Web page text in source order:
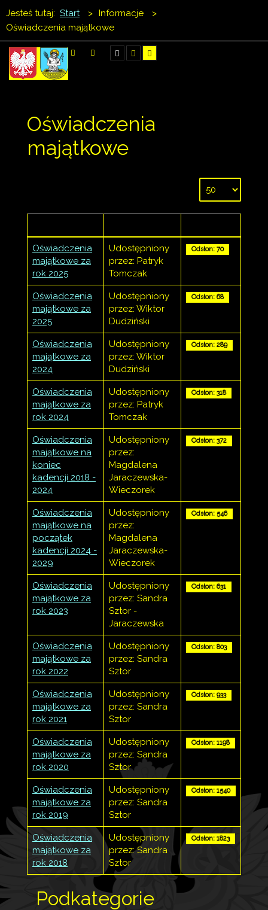
Jesteś tutaj: Start > Informacje
>
Oświadczenia majątkowe
Oświadczenia
majątkowe
Oświadczenia
majątkowe za
rok 2025
Udostępniony
przez: Patryk
Tomczak
Odsłon: 70
Oświadczenia
majątkowe za
2025
Udostępniony
przez: Wiktor
Dudziński
Odsłon: 68
Oświadczenia
majątkowe za
2024
Udostępniony
przez: Wiktor
Dudziński
Odsłon: 289
Oświadczenia
majątkowe za
rok 2024
Udostępniony
przez: Patryk
Tomczak
Odsłon: 318
Oświadczenia
majątkowe na
koniec
kadencji 2018 -
2024
Udostępniony
przez:
Magdalena
Jaraczewska-
Wieczorek
Odsłon: 372
Oświadczenia
majątkowe na
początek
kadencji 2024 -
2029
Udostępniony
przez:
Magdalena
Jaraczewska-
Wieczorek
Odsłon: 546
Oświadczenia
majątkowe za
rok 2023
Udostępniony
przez: Sandra
Sztor -
Jaraczewska
Odsłon: 631
Oświadczenia
majątkowe za
rok 2022
Udostępniony
przez: Sandra
Sztor
Odsłon: 803
Oświadczenia
majątkowe za
rok 2021
Udostępniony
przez: Sandra
Sztor
Odsłon: 933
Oświadczenia
majątkowe za
rok 2020
Udostępniony
przez: Sandra
Sztor
Odsłon: 1198
Oświadczenia
majątkowe za
rok 2019
Udostępniony
przez: Sandra
Sztor
Odsłon: 1540
Oświadczenia
majątkowe za
rok 2018
Udostępniony
przez: Sandra
Sztor
Odsłon: 1823
Podkategorie